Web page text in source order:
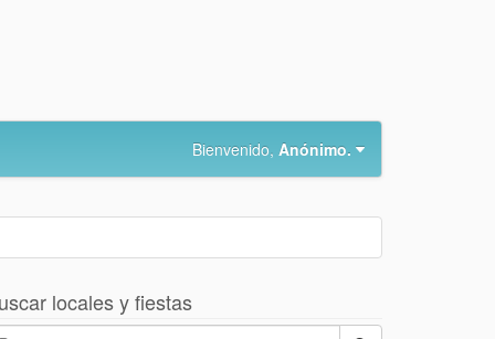
Bienvenido, Anónimo.
locales y fiestas